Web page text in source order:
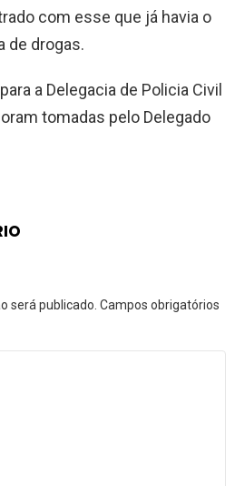
com esse que já havia o
de drogas.
a Delegacia de Policia Civil
tomadas pelo Delegado
será publicado. Campos obrigatórios